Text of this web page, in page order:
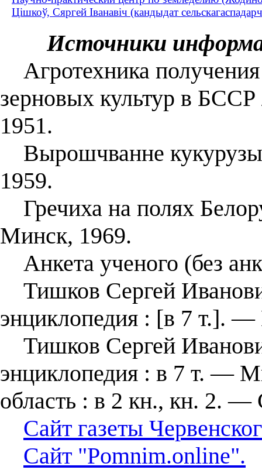
Цішкоў, Сяргей Іванавіч (кандыдат
Источники
Агротехника
зерновых культур в
1951.
Вырошчванне
1959.
Гречиха на полях
Минск, 1969.
Анкета ученого (без
Тишков Сергей
энциклопедия : [в 7 т.].
Тишков Сергей
энциклопедия : в 7 т. —
область : в 2 кн., кн. 2. —
Сайт газеты
Сайт "Pomnim.online".